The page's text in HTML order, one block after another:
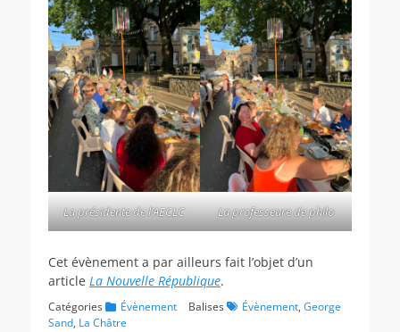
La présidente de l’AECLC La professeure de philo
Cet évènement a par ailleurs fait l’objet d’un
article La Nouvelle République.
Catégories Évènement Balises Évènement, George
Sand, La Châtre